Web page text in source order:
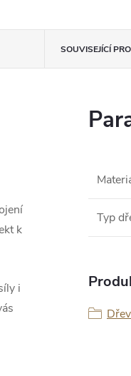
SOUVISEJÍCÍ
k
i
Typ